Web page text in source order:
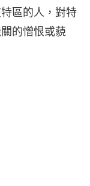
區的人，對特
的憎恨或藐